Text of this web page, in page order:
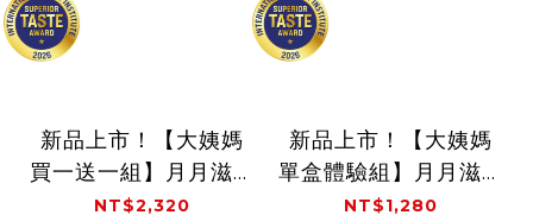
新品上市！【大姨媽
買一送一組】月月滋養
飲(10包/盒) 2盒組
NT$2,320
新品上市！【大姨媽
單盒體驗組】月月滋養
飲(10包/盒)
NT$1,280